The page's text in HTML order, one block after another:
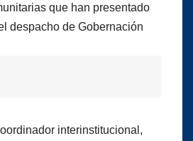
que han presentado
despacho de Gobernación
interinstitucional,